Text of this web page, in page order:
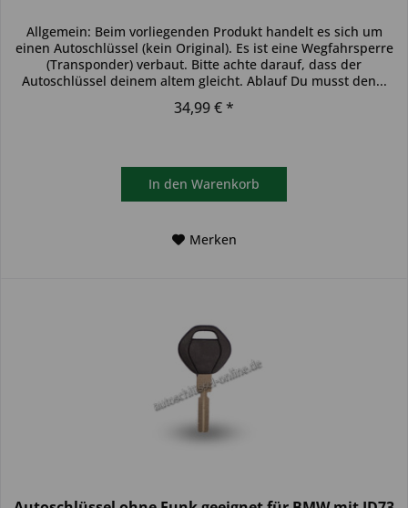
Allgemein: Beim vorliegenden Produkt handelt es sich um
einen Autoschlüssel (kein Original). Es ist eine Wegfahrsperre
(Transponder) verbaut. Bitte achte darauf, dass der
Autoschlüssel deinem altem gleicht. Ablauf Du musst den...
34,99 € *
In den Warenkorb
Merken